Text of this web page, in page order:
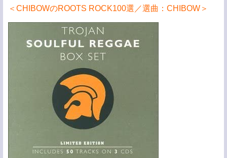
＜CHIBOWのROOTS ROCK100選／選曲：CHIBOW＞